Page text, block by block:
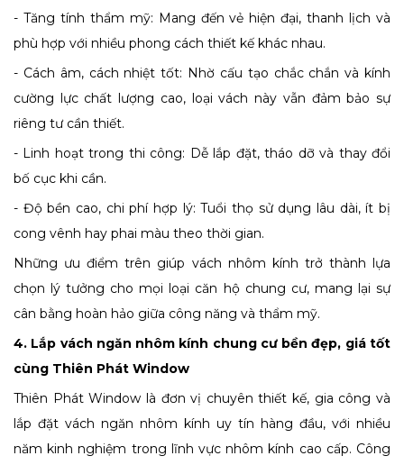
- Tăng tính thẩm mỹ: Mang đến vẻ hiện đại, thanh lịch và
phù hợp với nhiều phong cách thiết kế khác nhau.
- Cách âm, cách nhiệt tốt: Nhờ cấu tạo chắc chắn và kính
cường lực chất lượng cao, loại vách này vẫn đảm bảo sự
riêng tư cần thiết.
- Linh hoạt trong thi công: Dễ lắp đặt, tháo dỡ và thay đổi
bố cục khi cần.
- Độ bền cao, chi phí hợp lý: Tuổi thọ sử dụng lâu dài, ít bị
cong vênh hay phai màu theo thời gian.
Những ưu điểm trên giúp vách nhôm kính trở thành lựa
chọn lý tưởng cho mọi loại căn hộ chung cư, mang lại sự
cân bằng hoàn hảo giữa công năng và thẩm mỹ.
4. Lắp vách ngăn nhôm kính chung cư bền đẹp, giá tốt
cùng Thiên Phát Window
Thiên Phát Window là đơn vị chuyên thiết kế, gia công và
lắp đặt vách ngăn nhôm kính uy tín hàng đầu, với nhiều
năm kinh nghiệm trong lĩnh vực nhôm kính cao cấp. Công